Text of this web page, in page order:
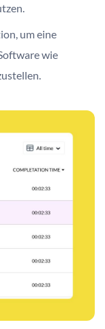
um eine
wie